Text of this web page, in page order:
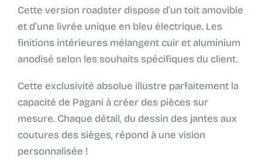
Cette version roadster dispose d’un toit amovible
et d’une livrée unique en bleu électrique. Les
finitions intérieures mélangent cuir et aluminium
anodisé selon les souhaits spécifiques du client.
Cette exclusivité absolue illustre parfaitement la
capacité de Pagani à créer des pièces sur
mesure. Chaque détail, du dessin des jantes aux
coutures des sièges, répond à une vision
personnalisée !